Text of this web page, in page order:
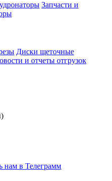
Запчасти и
Диски щеточные
и отчеты отгрузок
нам в Телеграмм